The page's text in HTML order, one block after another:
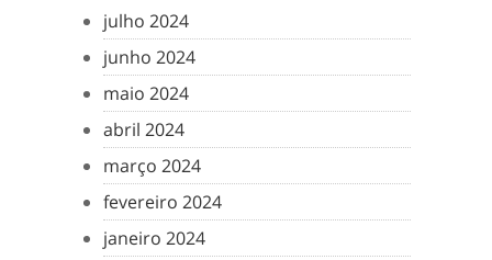
julho 2024
junho 2024
maio 2024
abril 2024
março 2024
fevereiro 2024
janeiro 2024